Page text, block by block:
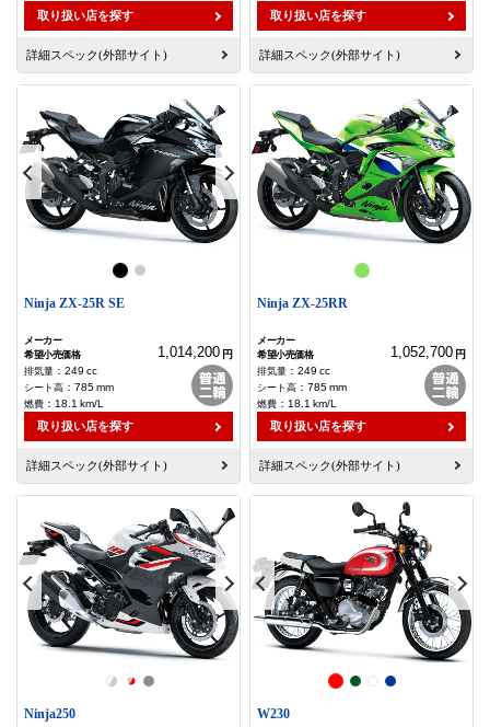
取り扱い店を探す
詳細スペック(外部サイト)
取り扱い店を探す
詳細スペック(外部サイト)
Ninja ZX-25R SE
1,014,200 円
： 249 cc
： 785mm
： 18.1 km/L
取り扱い店を探す
詳細スペック(外部サイト)
Ninja ZX-25RR
1,052,700 円
： 249 cc
： 785mm
： 18.1 km/L
取り扱い店を探す
詳細スペック(外部サイト)
Ninja250 W230